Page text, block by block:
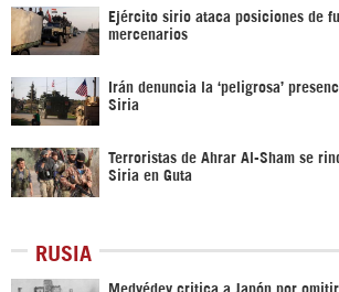
Ejército sirio ataca posiciones de
mercenarios
Irán denuncia la ‘peligrosa’
Siria
Terroristas de Ahrar Al-Sham se
Siria en Guta
RUSIA
Medvédev critica a Japón por